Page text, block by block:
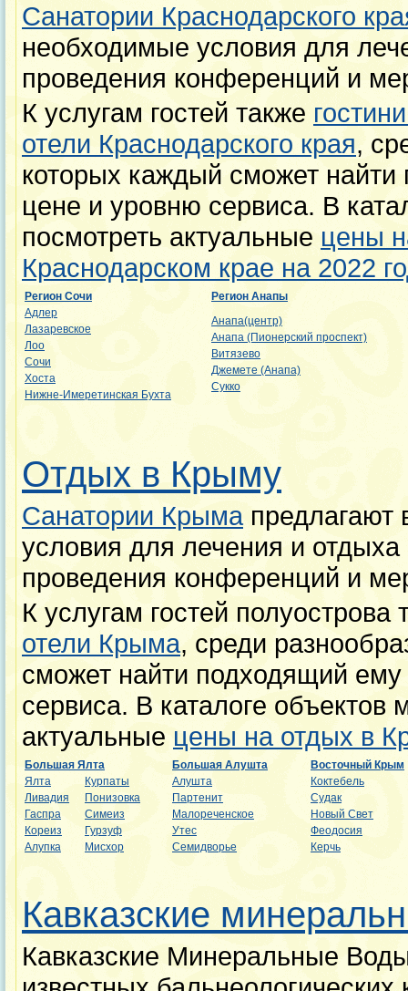
Санатории Краснодарского
необходимые условия для
проведения конференций и
К услугам гостей также
отели Краснодарского края,
которых каждый сможет
цене и уровню сервиса. В
посмотреть актуальные цены
Краснодарском крае на 2022
Регион Сочи
Регион Анапы
Адлер
Лазаревское
Лоо
Сочи
Хоста
Нижне-Имеретинская Бухта
Анапа(центр)
Анапа (Пионерский проспект)
Витязево
Джемете (Анапа)
Сукко
Отдых в Крыму
Санатории Крымапредлагают
условия для лечения и
проведения конференций и
К услугам гостей полуострова
отели Крыма, среди
сможет найти подходящий
сервиса. В каталоге объектов
актуальные цены на отдых в
Большая Ялта Большая Алушта
Восточный Крым
Ялта
Ливадия
Гаспра
Кореиз
Алупка
Курпаты
Понизовка
Симеиз
Гурзуф
Мисхор
Алушта
Партенит
Малореченское
Утес
Семидворье
Коктебель
Судак
Новый Свет
Феодосия
Керчь
Кавказские
Кавказские Минеральные